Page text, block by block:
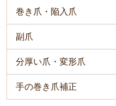
巻き爪・陥入爪
副爪
分厚い爪・変形爪
手の巻き爪補正